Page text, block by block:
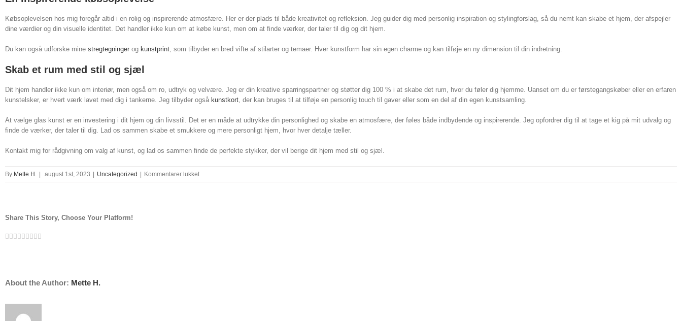
Købsoplevelsen hos mig foregår altid i en rolig og inspirerende atmosfære. Her er der plads til både kreativitet og refleksion. Jeg guider dig med personlig inspiration og stylingforslag, så du nemt kan skabe et hjem, der afspejler
dine værdier og din visuelle identitet. Det handler ikke kun om at købe kunst, men om at finde værker, der taler til dig og dit hjem.
Du kan også udforske mine stregtegninger og kunstprint, som tilbyder en bred vifte af stilarter og temaer. Hver kunstform har sin egen charme og kan tilføje en ny dimension til din indretning.
Skab et rum med stil og sjæl
Dit hjem handler ikke kun om interiør, men også om ro, udtryk og velvære. Jeg er din kreative sparringspartner og støtter dig 100 % i at skabe det rum, hvor du føler dig hjemme. Uanset om du er førstegangskøber eller en erfaren
kunstelsker, er hvert værk lavet med dig i tankerne. Jeg tilbyder også kunstkort, der kan bruges til at tilføje en personlig touch til gaver eller som en del af din egen kunstsamling.
At vælge glas kunst er en investering i dit hjem og din livsstil. Det er en måde at udtrykke din personlighed og skabe en atmosfære, der føles både indbydende og inspirerende. Jeg opfordrer dig til at tage et kig på mit udvalg og
finde de værker, der taler til dig. Lad os sammen skabe et smukkere og mere personligt hjem, hvor hver detalje tæller.
Kontakt mig for rådgivning om valg af kunst, og lad os sammen finde de perfekte stykker, der vil berige dit hjem med stil og sjæl.
By Mette H. august 1st, 2023 Uncategorized Kommentarer lukkettil
glas
Share This Story, Choose Your Platform!
Facebook
Twitter
Linkedin
Reddit
Tumblr
Google+
Pinterest
Vk
About the Author: Mette H.